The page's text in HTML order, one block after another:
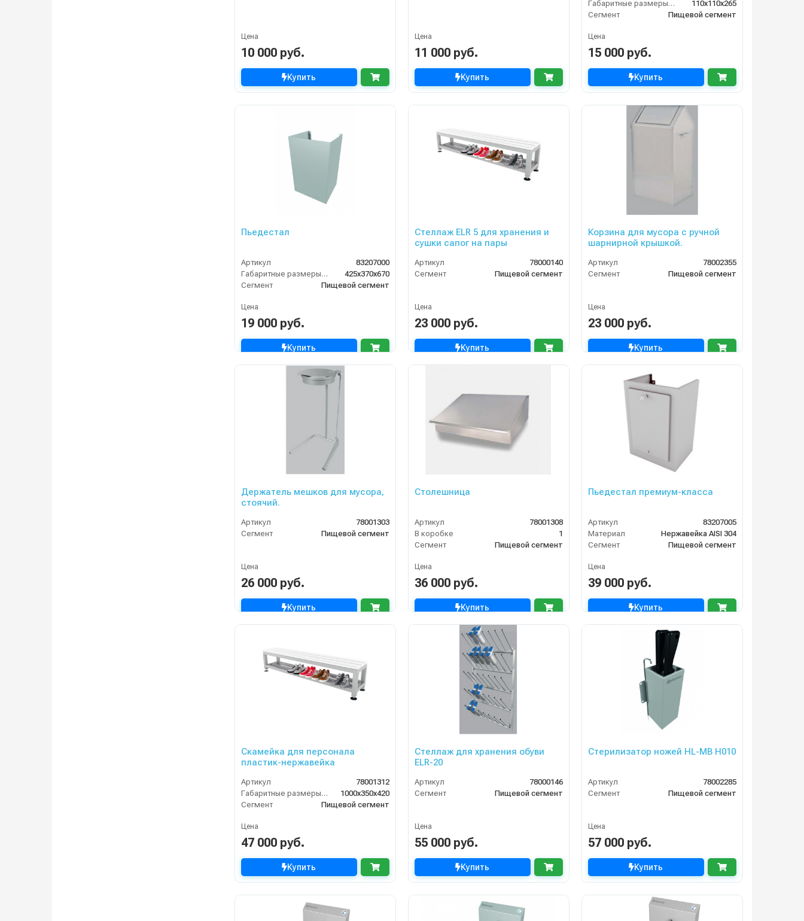
Цена
10 000 руб.
Купить
Цена
11 000 руб.
Купить
Габаритные размеры, мм
110x110x265
Сегмент
Пищевой сегмент
Цена
15 000 руб.
Купить
Пьедестал
Артикул
83207000
Габаритные размеры, мм
425x370x670
Сегмент
Пищевой сегмент
Цена
19 000 руб.
Купить
Стеллаж ELR 5 для хранения и
сушки сапог на пары
Артикул
78000140
Сегмент
Пищевой сегмент
Цена
23 000 руб.
Купить
Корзина для мусора с ручной
шарнирной крышкой.
Артикул
78002355
Сегмент
Пищевой сегмент
Цена
23 000 руб.
Купить
Держатель мешков для мусора,
стоячий.
Артикул
78001303
Сегмент
Пищевой сегмент
Цена
26 000 руб.
Купить
Столешница
Артикул
78001308
В коробке
1
Сегмент
Пищевой сегмент
Цена
36 000 руб.
Купить
Пьедестал премиум-класса
Артикул
83207005
Материал
Нержавейка AISI 304
Сегмент
Пищевой сегмент
Цена
39 000 руб.
Купить
Скамейка для персонала
пластик-нержавейка
Артикул
78001312
Габаритные размеры, мм
1000х350х420
Сегмент
Пищевой сегмент
Цена
47 000 руб.
Купить
Стеллаж для хранения обуви
ELR-20
Артикул
78000146
Сегмент
Пищевой сегмент
Цена
55 000 руб.
Купить
Стерилизатор ножей HL-MB H010
Артикул
78002285
Сегмент
Пищевой сегмент
Цена
57 000 руб.
Купить